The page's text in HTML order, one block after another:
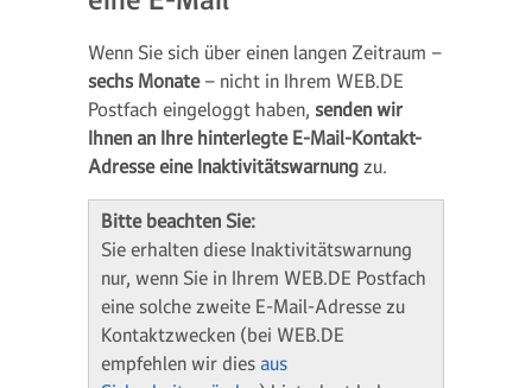
Wenn Sie sich über einen langen Zeitraum –
sechs Monate– nicht in Ihrem WEB.DE
Postfach eingeloggt haben, senden wir
Ihnen an Ihre hinterlegte E-Mail-Kontakt-
Adresse eine Inaktivitätswarnung zu.
Bitte beachten Sie:
Sie erhalten diese Inaktivitätswarnung
nur, wenn Sie in Ihrem WEB.DE Postfach
eine solche zweite E-Mail-Adresse zu
Kontaktzwecken (bei WEB.DE
empfehlen wir dies aus